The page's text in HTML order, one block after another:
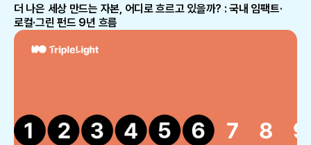
더 나은 세상 만드는 자본, 어디로 흐르고 있을까? : 국내 임팩트·
로컬·그린 펀드 9년 흐름